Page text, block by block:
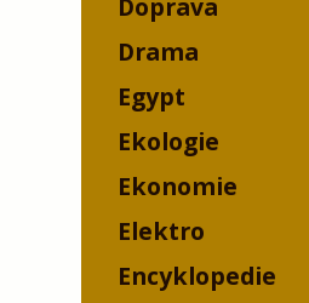
Doprava
Drama
Egypt
Ekologie
Ekonomie
Elektro
Encyklopedie